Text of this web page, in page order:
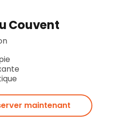
Couvent
maintenant